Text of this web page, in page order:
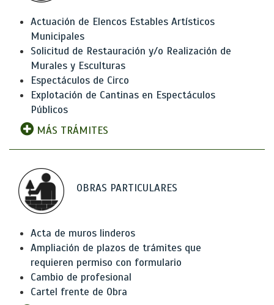
Actuación de Elencos Estables Artísticos
Municipales
Solicitud de Restauración y/o Realización de
Murales y Esculturas
Espectáculos de Circo
Explotación de Cantinas en Espectáculos
Públicos
MÁS TRÁMITES
OBRAS PARTICULARES
Acta de muros linderos
Ampliación de plazos de trámites que
requieren permiso con formulario
Cambio de profesional
Cartel frente de Obra